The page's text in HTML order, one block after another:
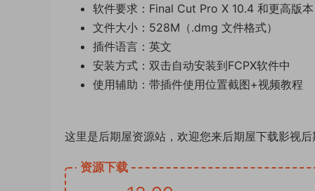
软件要求：Final Cut Pro X 10.4 和更高版本
文件大小：528M（.dmg 文件格式）
插件语言：英文
安装方式：双击自动安装到FCPX软件中
使用辅助：带插件使用位置截图+视频教程
这里是后期屋资源站，欢迎您来后期屋下载影视
资源下载